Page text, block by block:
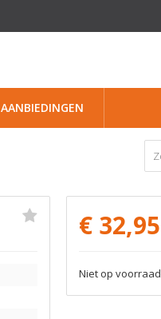
AANBIEDINGEN
€ 32,95
Niet op voorraad